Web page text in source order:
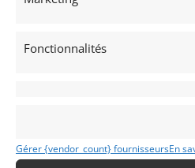
Fonctionnalités
Gérer {vendor_count} fournisseursEn
Vendu par : Vintage-Garage